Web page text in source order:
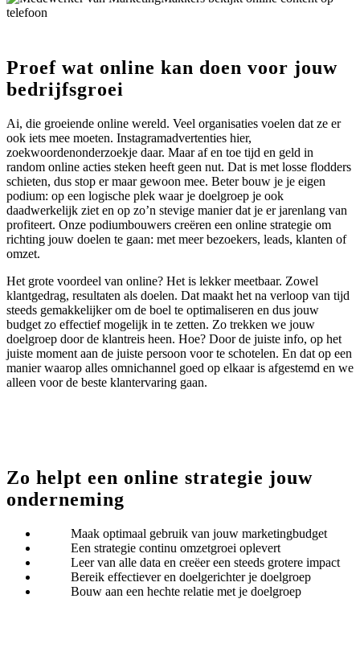
Proef wat online kan doen voor jouw
bedrijfsgroei
Ai, die groeiende online wereld. Veel organisaties voelen dat ze er
ook iets mee moeten. Instagramadvertenties hier,
zoekwoordenonderzoekje daar. Maar af en toe tijd en geld in
random online acties steken heeft geen nut. Dat is met losse flodders
schieten, dus stop er maar gewoon mee. Beter bouw je je eigen
podium: op een logische plek waar je doelgroep je ook
daadwerkelijk ziet en op zo’n stevige manier dat je er jarenlang van
profiteert. Onze podiumbouwers creëren een online strategie om
richting jouw doelen te gaan: met meer bezoekers, leads, klanten of
omzet.
Het grote voordeel van online? Het is lekker meetbaar. Zowel
klantgedrag, resultaten als doelen. Dat maakt het na verloop van tijd
steeds gemakkelijker om de boel te optimaliseren en dus jouw
budget zo effectief mogelijk in te zetten. Zo trekken we jouw
doelgroep door de klantreis heen. Hoe? Door de juiste info, op het
juiste moment aan de juiste persoon voor te schotelen. En dat op een
manier waarop alles omnichannel goed op elkaar is afgestemd en we
alleen voor de beste klantervaring gaan.
Zo helpt een online strategie jouw
onderneming
Maak optimaal gebruik van jouw marketingbudget
Een strategie continu omzetgroei oplevert
Leer van alle data en creëer een steeds grotere impact
Bereik effectiever en doelgerichter je doelgroep
Bouw aan een hechte relatie met je doelgroep